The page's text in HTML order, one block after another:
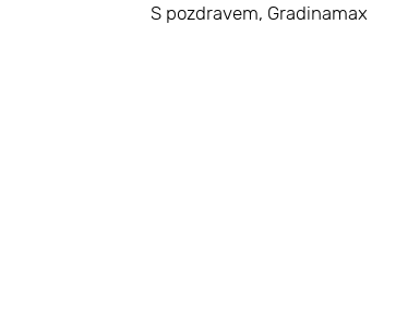
S pozdravem, Gradinamax